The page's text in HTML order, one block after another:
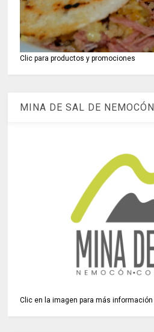
Clic para productos y promociones
MINA DE SAL DE NEMOCÓN
Clic en la imagen para más información